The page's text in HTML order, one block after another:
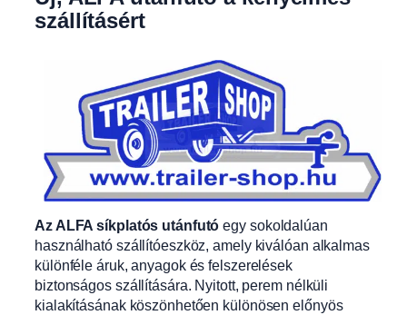
szállításért
Az ALFA síkplatós utánfutó egy sokoldalúan
használható szállítóeszköz, amely kiválóan alkalmas
különféle áruk, anyagok és felszerelések
biztonságos szállítására. Nyitott, perem nélküli
kialakításának köszönhetően különösen előnyös